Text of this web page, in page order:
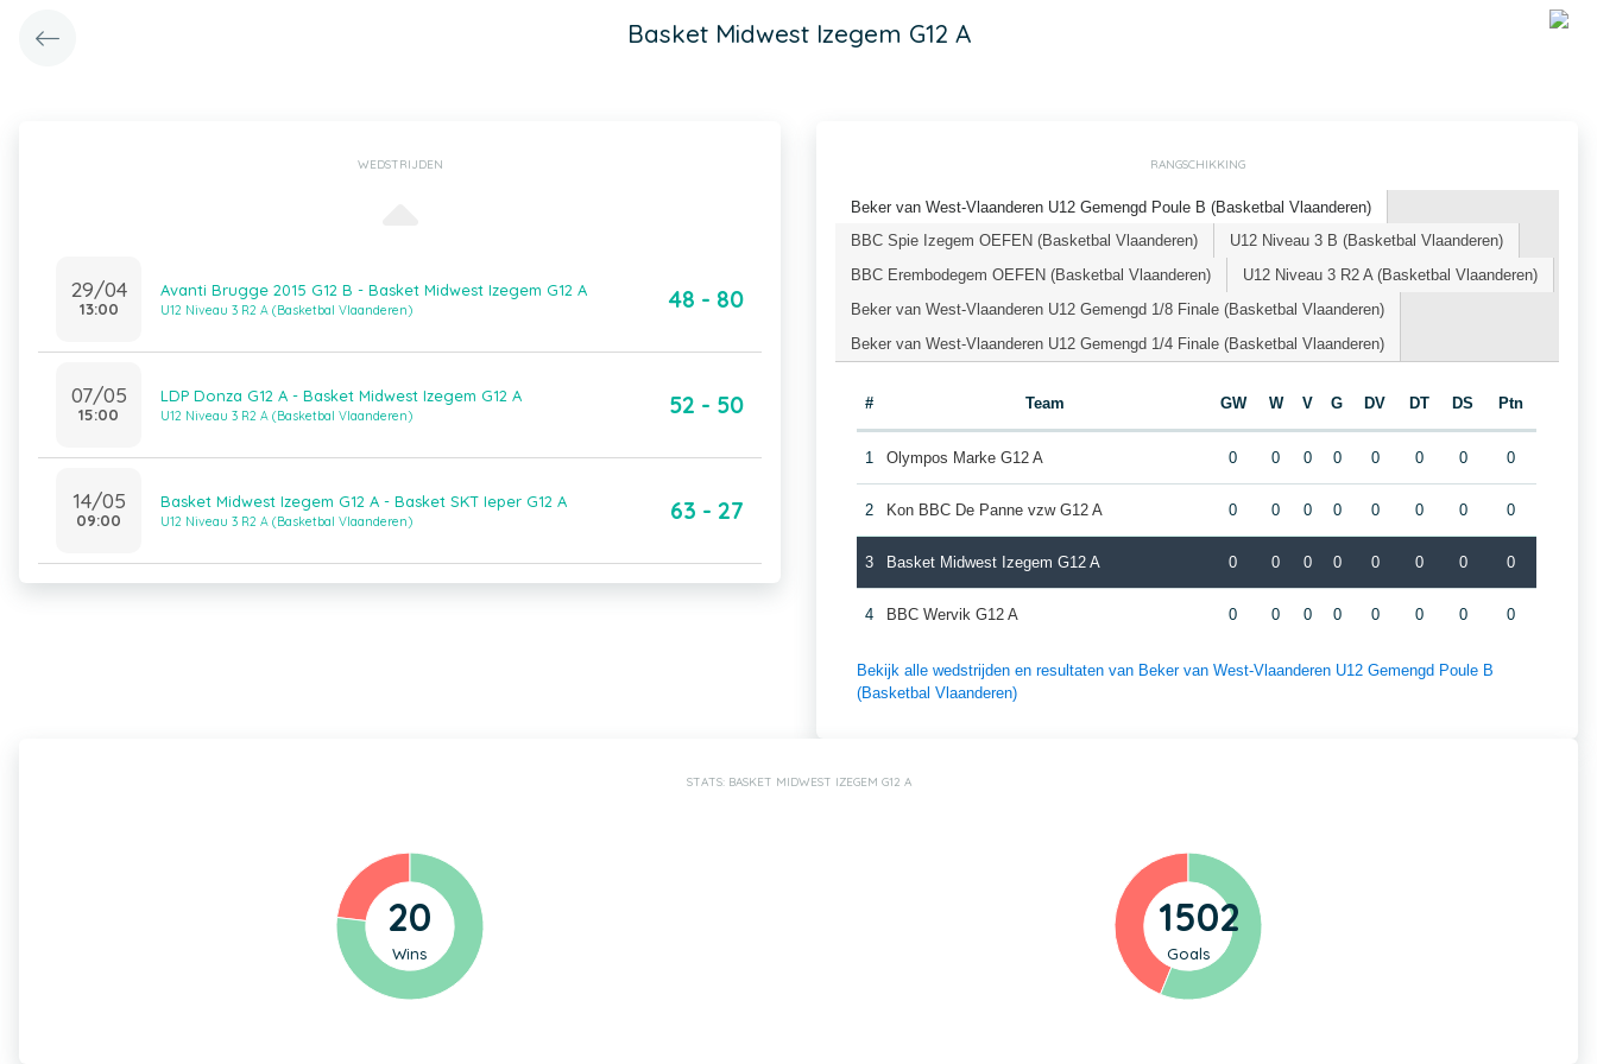
Basket Midwest Izegem G12 A
WEDSTRIJDEN
29/04
13:00
Avanti Brugge 2015 G12 B - Basket Midwest Izegem G12 A
U12 Niveau 3 R2 A (Basketbal Vlaanderen) 48 - 80
07/05
15:00
LDP Donza G12 A - Basket Midwest Izegem G12 A
U12 Niveau 3 R2 A (Basketbal Vlaanderen) 52 - 50
14/05
09:00
Basket Midwest Izegem G12 A - Basket SKT Ieper G12 A
U12 Niveau 3 R2 A (Basketbal Vlaanderen) 63 - 27
RANGSCHIKKING
Beker van West-Vlaanderen U12 Gemengd Poule B (Basketbal Vlaanderen)
BBC Spie Izegem OEFEN (Basketbal Vlaanderen)
U12 Niveau 3 B (Basketbal Vlaanderen)
BBC Erembodegem OEFEN (Basketbal Vlaanderen)
U12 Niveau 3 R2 A (Basketbal Vlaanderen)
Beker van West-Vlaanderen U12 Gemengd 1/8 Finale (Basketbal Vlaanderen)
Beker van West-Vlaanderen U12 Gemengd 1/4 Finale (Basketbal Vlaanderen)
# Team GW W V G DV DT DS Ptn
1 Olympos Marke G12 A 0 0 0 0 0 0 0 0
2 Kon BBC De Panne vzw G12 A 0 0 0 0 0 0 0 0
3 Basket Midwest Izegem G12 A 0 0 0 0 0 0 0 0
4 BBC Wervik G12 A 0 0 0 0 0 0 0 0
Bekijk alle wedstrijden en resultaten van Beker van West-Vlaanderen U12 Gemengd Poule B
(Basketbal Vlaanderen)
STATS: BASKET MIDWEST IZEGEM G12 A
20
Wins
1502
Goals